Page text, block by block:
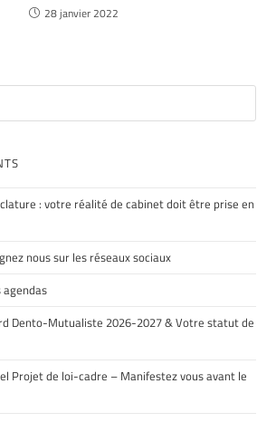
28 janvier 2022
: votre réalité de cabinet doit être prise en
nous sur les réseaux sociaux
agendas
Dento-Mutualiste 2026-2027 & Votre statut de
Projet de loi-cadre – Manifestez vous avant le